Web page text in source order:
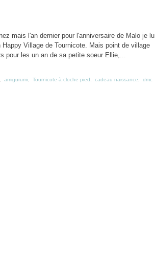
mais l'an dernier pour l'anniversaire de Malo je lu
Village de Tournicote. Mais point de village
pour les un an de sa petite soeur Ellie,...
amigurumi Tournicote à cloche pied cadeau naissance
dmc